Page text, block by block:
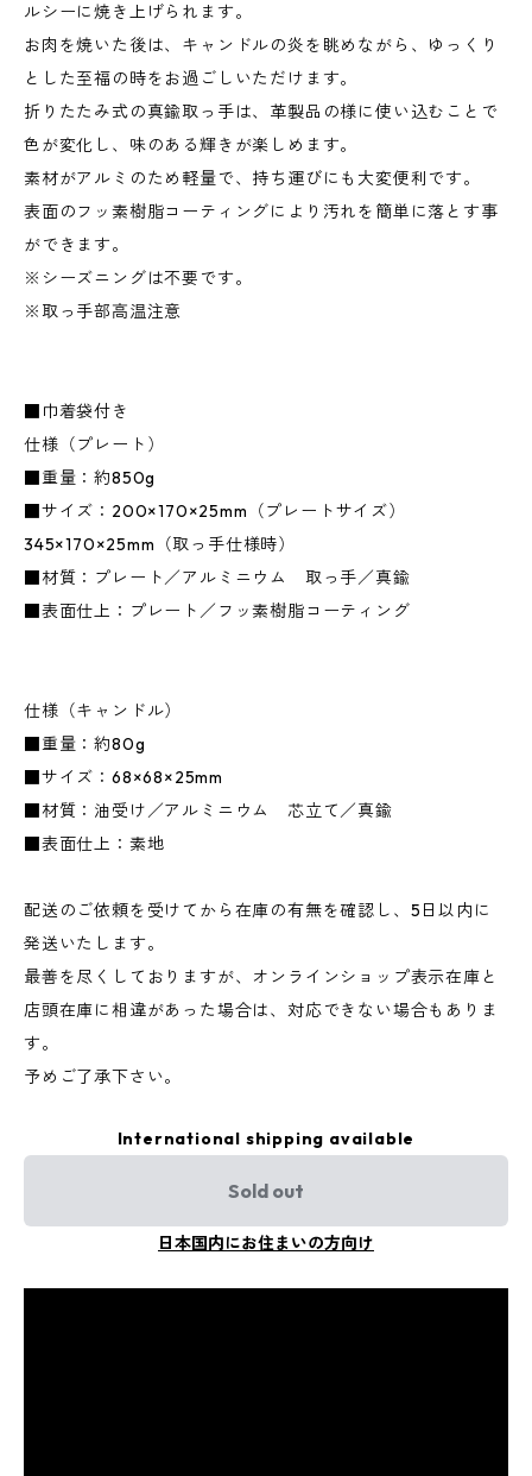
ルシーに焼き上げられます。
お肉を焼いた後は、キャンドルの炎を眺めながら、ゆっくり
とした至福の時をお過ごしいただけます。
折りたたみ式の真鍮取っ手は、革製品の様に使い込むことで
色が変化し、味のある輝きが楽しめます。
素材がアルミのため軽量で、持ち運びにも大変便利です。
表面のフッ素樹脂コーティングにより汚れを簡単に落とす事
ができます。
※シーズニングは不要です。
※取っ手部高温注意
■巾着袋付き
仕様（プレート）
■重量：約850g
■サイズ：200×170×25mm（プレートサイズ）
345×170×25mm（取っ手仕様時）
■材質：プレート／アルミニウム 取っ手／真鍮
■表面仕上：プレート／フッ素樹脂コーティング
仕様（キャンドル）
■重量：約80g
■サイズ：68×68×25mm
■材質：油受け／アルミニウム 芯立て／真鍮
■表面仕上：素地
配送のご依頼を受けてから在庫の有無を確認し、5日以内に
発送いたします。
最善を尽くしておりますが、オンラインショップ表示在庫と
店頭在庫に相違があった場合は、対応できない場合もありま
す。
予めご了承下さい。
International shipping available
Sold out
日本国内にお住まいの方向け